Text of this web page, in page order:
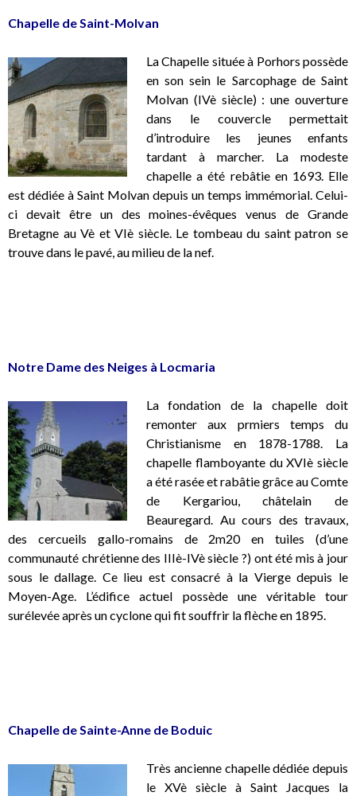
Chapelle de Saint-Molvan
La Chapelle située à Porhors possède
en son sein le Sarcophage de Saint
Molvan (IVè siècle) : une ouverture
dans le couvercle permettait
d’introduire les jeunes enfants
tardant à marcher. La modeste
chapelle a été rebâtie en 1693. Elle
est dédiée à Saint Molvan depuis un temps immémorial. Celui-
ci devait être un des moines-évêques venus de Grande
Bretagne au Vè et VIè siècle. Le tombeau du saint patron se
trouve dans le pavé, au milieu de la nef.
Notre Dame des Neiges à Locmaria
La fondation de la chapelle doit
remonter aux prmiers temps du
Christianisme en 1878-1788. La
chapelle flamboyante du XVIè siècle
a été rasée et rabâtie grâce au Comte
de Kergariou, châtelain de
Beauregard. Au cours des travaux,
des cercueils gallo-romains de 2m20 en tuiles (d’une
communauté chrétienne des IIIè-IVè siècle ?) ont été mis à jour
sous le dallage. Ce lieu est consacré à la Vierge depuis le
Moyen-Age. L’édifice actuel possède une véritable tour
surélevée après un cyclone qui fit souffrir la flèche en 1895.
Chapelle de Sainte-Anne de Boduic
Très ancienne chapelle dédiée depuis
le XVè siècle à Saint Jacques la